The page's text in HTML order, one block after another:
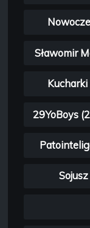
Sławomir
Kucharki
29YoBoys